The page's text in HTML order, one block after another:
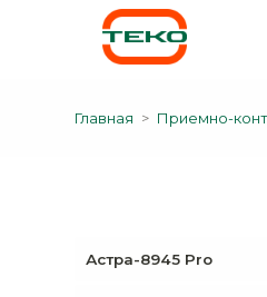
Главная Приемно-
Астра-8945 Pro